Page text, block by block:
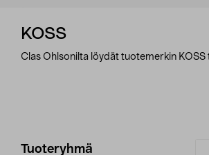
KOSS
Clas Ohlsonilta löydät tuotemerkin KOSS
Tarkenna
Tuoteryhmä